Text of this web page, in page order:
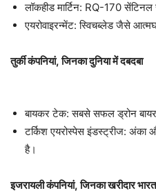
लॉकहीड मार्टिन: RQ-170
एयरोवाइरन्मेंट: स्विचब्लेड जैसे
तुर्की कंपनियां, जिनका दुनिया में दबदबा
बायकर टेक: सबसे सफल ड्रोन
टर्किश एयरोस्पेस इंडस्ट्रीज: अंका
है।
इजरायली कंपनियां, जिनका खरीदार